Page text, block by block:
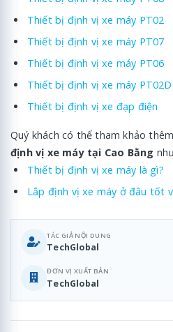
Thiết bị định vị xe máy PT02
Thiết bị định vị xe máy PT07
Thiết bị định vị xe máy PT06
Thiết bị định vị xe máy PT02D
Thiết bị định vị xe đạp điện
Quý khách có thể tham khảo
định vị xe máy tại Cao Bằng
Thiết bị định vị xe máy là gì?
Lắp định vị xe máy ở đâu tốt
TÁC GIẢ NỘI DUNG
TechGlobal
ĐƠN VỊ XUẤT BẢN
TechGlobal